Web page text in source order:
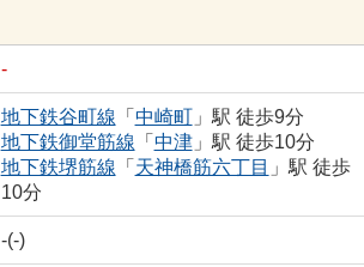
-
地下鉄谷町線 「 中崎町」駅 徒歩9分
地下鉄御堂筋線 「 中津」駅 徒歩10分
地下鉄堺筋線 「 天神橋筋六丁目 」駅 徒歩
10分
-(-)